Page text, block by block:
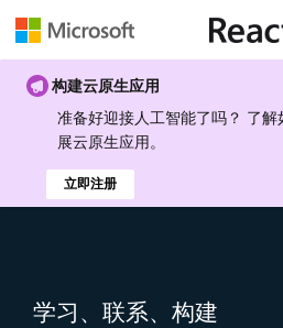
构建云原生应用
准备好迎接人工智能了吗？ 了
展云原生应用。
立即注册
学习、联系、构建